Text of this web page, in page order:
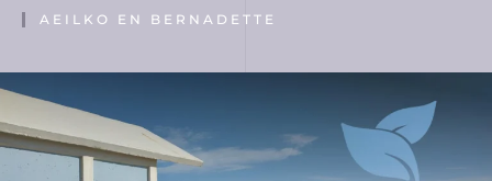
AEILKO EN BERNADETTE